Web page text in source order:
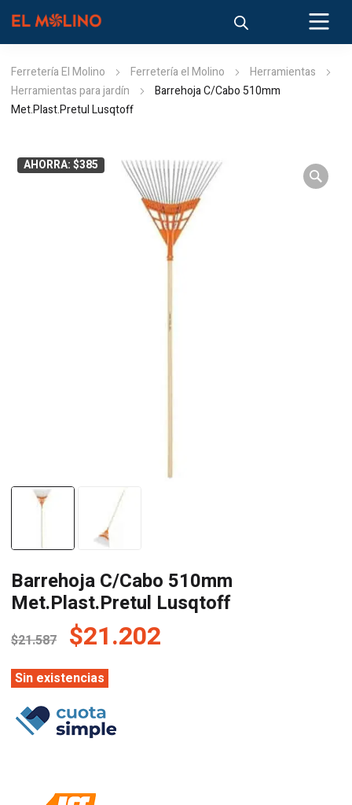
Ferretería El Molino Ferretería el Molino
Herramientas
Herramientas para jardín
Barrehoja C/Cabo 510mm
Met.Plast.Pretul Lusqtoff
AHORRA: $385
Barrehoja C/Cabo 510mm
Met.Plast.Pretul Lusqtoff
$21.587 El
precio
original
era:
$21.587.
$21.202
Sin existencias